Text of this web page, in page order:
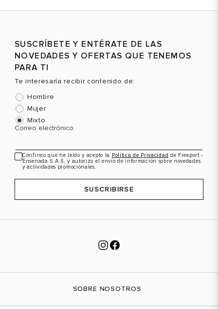
SUSCRÍBETE Y ENTÉRATE DE LAS
NOVEDADES Y OFERTAS QUE TENEMOS
PARA TI
Te interesaría recibir contenido de:
Hombre
Mujer
Mixto
Correo electrónico
Confirmo que he leído y acepto la Política de Privacidad de Freeport -
Ensenada S.A.S, y autorizo el envío de información sobre novedades
y actividades promocionales.
SUSCRIBIRSE
SOBRE NOSOTROS